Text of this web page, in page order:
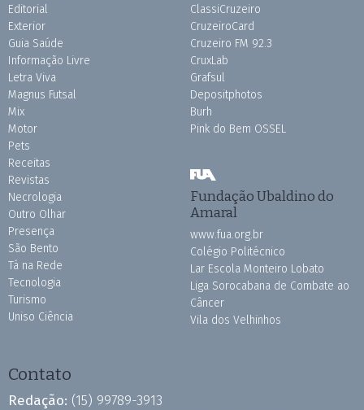
Editorial
Exterior
Guia Saúde
Informação Livre
Letra Viva
Magnus Futsal
Mix
Motor
Pets
Receitas
Revistas
Necrologia
Outro Olhar
Presença
São Bento
Tá na Rede
Tecnologia
Turismo
Uniso Ciência
ClassiCruzeiro
CruzeiroCard
Cruzeiro FM 92.3
CruxLab
Grafsul
Depositphotos
Burh
Pink do Bem OSSEL
Fundação Ubaldino do
Amaral
www.fua.org.br
Colégio Politécnico
Lar Escola Monteiro Lobato
Liga Sorocabana de Combate ao
Câncer
Vila dos Velhinhos
Contato
Redação: (15) 99789-3913